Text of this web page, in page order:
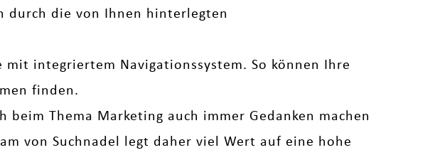
durch die von Ihnen hinterlegten
integriertem Navigationssystem. So können Ihre
finden.
beim Thema Marketing auch immer Gedanken machen
von Suchnadel legt daher viel Wert auf eine hohe